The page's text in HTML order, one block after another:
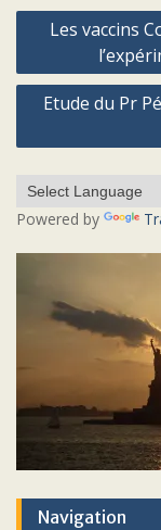
Navigation
l’article
Les vaccins
Etude du Pr
Powered by
Navigation